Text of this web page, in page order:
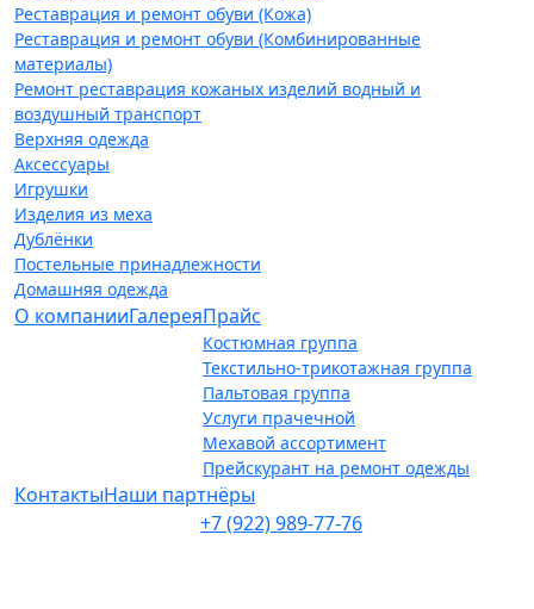
Реставрация и ремонт обуви (Кожа)
Реставрация и ремонт обуви (Комбинированные
материалы)
Ремонт реставрация кожаных изделий водный и
воздушный транспорт
Верхняя одежда
Аксессуары
Игрушки
Изделия из меха
Дублёнки
Постельные принадлежности
Домашняя одежда
О компанииГалереяПрайс
Костюмная группа
Текстильно-трикотажная группа
Пальтовая группа
Услуги прачечной
Мехавой ассортимент
Прейскурант на ремонт одежды
КонтактыНаши партнёры
+7 (922) 989-77-76